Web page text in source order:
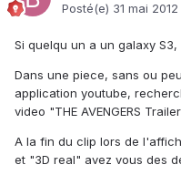
Posté(e) 31 mai 2012
Si quelqu un a un galaxy
Dans une piece, sans ou
application youtube,
video "THE AVENGERS
A la fin du clip lors de
et "3D real" avez vous des